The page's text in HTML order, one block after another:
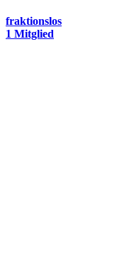
fraktionslos
1 Mitglied